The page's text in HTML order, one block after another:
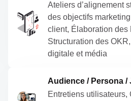
Ateliers d’alignement
des objectifs
client, Élaboration des
Structuration des
digitale et média
Audience / Persona /
Entretiens utilisateurs,